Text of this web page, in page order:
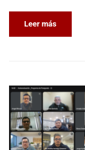
Leer más